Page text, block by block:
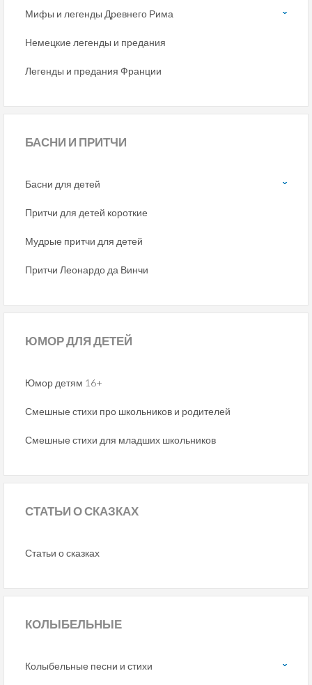
Мифы и легенды Древнего Рима
Немецкие легенды и предания
Легенды и предания Франции
БАСНИ И ПРИТЧИ
Басни для детей
Притчи для детей короткие
Мудрые притчи для детей
Притчи Леонардо да Винчи
ЮМОРДЛЯ ДЕТЕЙ
Юмор детям 16+
Смешные стихи про школьников и родителей
Смешные стихи для младших школьников
СТАТЬИО СКАЗКАХ
Статьи о сказках
КОЛЫБЕЛЬНЫЕ
Колыбельные песни и стихи